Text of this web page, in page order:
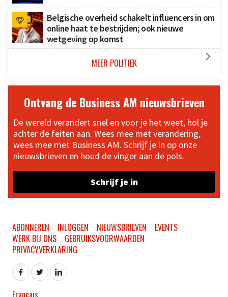
Belgische overheid schakelt influencers in om
online haat te bestrijden; ook nieuwe
wetgeving op komst
MEER POLITIEK 
Ontvang de Business AM nieuwsbrieven
De wereld verandert snel en voor je het weet, hol je
achter de feiten aan. Wees mee met verandering,
wees mee met Business AM. Schrijf je in op onze
nieuwsbrieven en houd de vinger aan de pols.
Schrijf je in
ABONNEREN INLOGGEN NIEUWSBRIEVEN
EVENTS
WERK BIJ ONS
GEBRUIKSVOORWAARDEN
PRIVACYVERKLARING
Français